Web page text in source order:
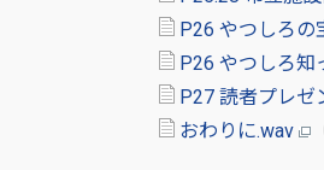
P26 やつしろの
P26 やつしろ知
P27 読者プレゼ
おわりに.wav